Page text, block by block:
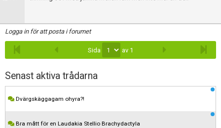
Logga in för att posta i forumet
Sida av 1
Senast aktiva trådarna
Dvärgskäggagam ohyra?!
Bra mått för en Laudakia Stellio Brachydactyla